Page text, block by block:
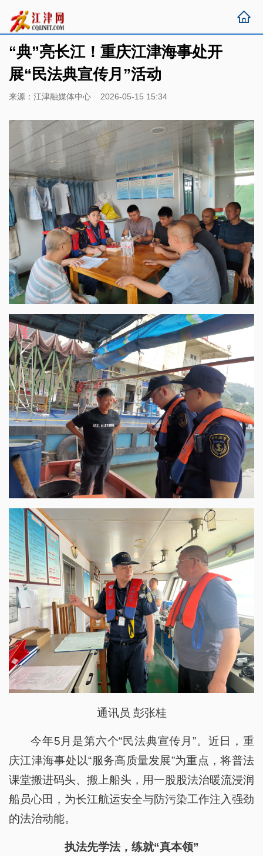
“典”亮长江！重庆江津海事处开
展“民法典宣传月”活动
来源：江津融媒体中心 2026-05-15 15:34
通讯员 彭张桂
今年5月是第六个“民法典宣传月”。近日，重
庆江津海事处以“服务高质量发展”为重点，将普法
课堂搬进码头、搬上船头，用一股股法治暖流浸润
船员心田，为长江航运安全与防污染工作注入强劲
的法治动能。
执法先学法，练就“真本领”